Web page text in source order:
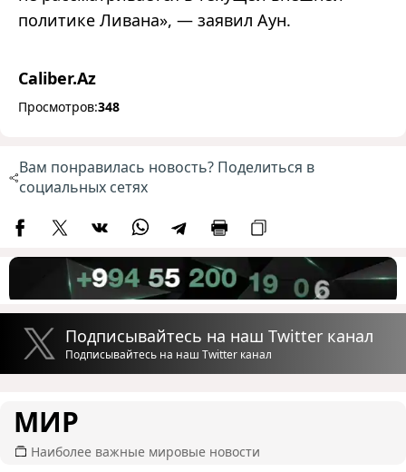
политике Ливана», — заявил Аун.
Caliber.Az
Просмотров:348
Вам понравилась новость? Поделиться в
социальных сетях
Подписывайтесь на наш Twitter канал
Подписывайтесь на наш Twitter канал
МИР
Наиболее важные мировые новости